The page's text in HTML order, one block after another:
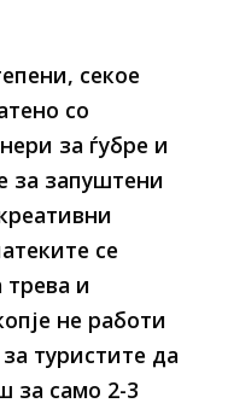
секое
со
за ѓубре и
за запуштени
се
трева и
не работи
туристите да
за само 2-3